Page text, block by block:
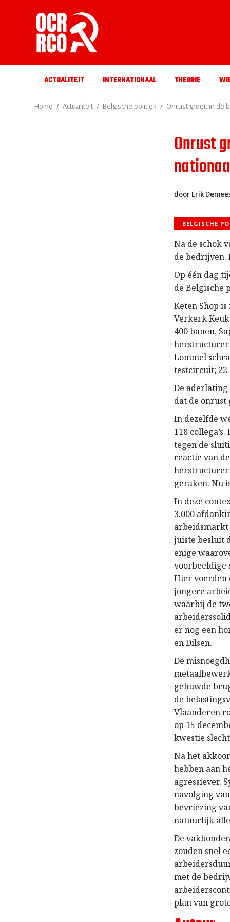
ACTUALITEIT INTERNATIONAAL THEORIE
Home Actualiteit Belgische politiek Onrust groeit in de
Onrust
door Erik
BELGISCHE
Na de schok
de bedrijven.
Op één dag
de Belgische
Keten Shop
Verkerk
400 banen,
Lommel
testcircuit;
De
dat de
In dezelfde
118
tegen de
reactie van
geraken. Nu
In deze
3.000
juiste besluit
enige
voorbeeldige
Hier voerden
jongere
waarbij de
er nog een
en Dilsen.
De
gehuwde
de
Vlaanderen
op 15
kwestie
Na het
hebben aan
agressiever.
navolging
bevriezing
natuurlijk
De
zouden snel
met de
plan van